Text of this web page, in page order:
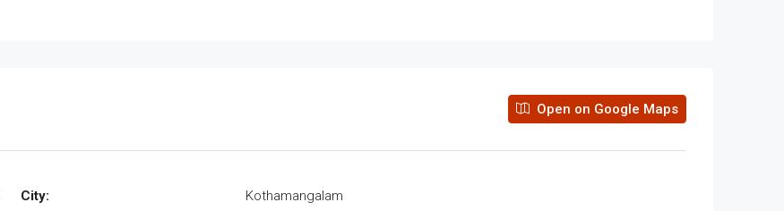
Open on Google Maps
City: Kothamangalam